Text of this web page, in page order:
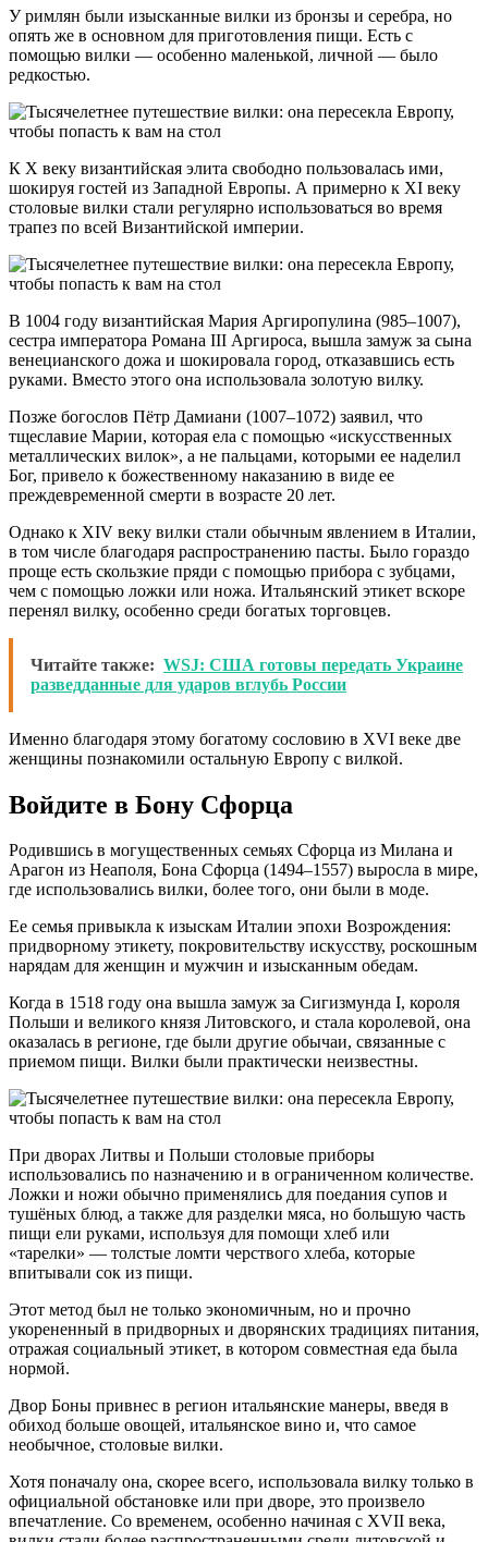
У римлян были изысканные вилки из бронзы и серебра, но
опять же в основном для приготовления пищи. Есть с
помощью вилки — особенно маленькой, личной — было
редкостью.
К X веку византийская элита свободно пользовалась ими,
шокируя гостей из Западной Европы. А примерно к XI веку
столовые вилки стали регулярно использоваться во время
трапез по всей Византийской империи.
В 1004 году византийская Мария Аргиропулина (985–1007),
сестра императора Романа III Аргироса, вышла замуж за сына
венецианского дожа и шокировала город, отказавшись есть
руками. Вместо этого она использовала золотую вилку.
Позже богослов Пётр Дамиани (1007–1072) заявил, что
тщеславие Марии, которая ела с помощью «искусственных
металлических вилок», а не пальцами, которыми ее наделил
Бог, привело к божественному наказанию в виде ее
преждевременной смерти в возрасте 20 лет.
Однако к XIV веку вилки стали обычным явлением в Италии,
в том числе благодаря распространению пасты. Было гораздо
проще есть скользкие пряди с помощью прибора с зубцами,
чем с помощью ложки или ножа. Итальянский этикет вскоре
перенял вилку, особенно среди богатых торговцев.
Читайте также: WSJ: США готовы передать Украине
разведданные для ударов вглубь России
Именно благодаря этому богатому сословию в XVI веке две
женщины познакомили остальную Европу с вилкой.
Войдите в Бону Сфорца
Родившись в могущественных семьях Сфорца из Милана и
Арагон из Неаполя, Бона Сфорца (1494–1557) выросла в мире,
где использовались вилки, более того, они были в моде.
Ее семья привыкла к изыскам Италии эпохи Возрождения:
придворному этикету, покровительству искусству, роскошным
нарядам для женщин и мужчин и изысканным обедам.
Когда в 1518 году она вышла замуж за Сигизмунда I, короля
Польши и великого князя Литовского, и стала королевой, она
оказалась в регионе, где были другие обычаи, связанные с
приемом пищи. Вилки были практически неизвестны.
При дворах Литвы и Польши столовые приборы
использовались по назначению и в ограниченном количестве.
Ложки и ножи обычно применялись для поедания супов и
тушёных блюд, а также для разделки мяса, но большую часть
пищи ели руками, используя для помощи хлеб или
«тарелки» — толстые ломти черствого хлеба, которые
впитывали сок из пищи.
Этот метод был не только экономичным, но и прочно
укорененный в придворных и дворянских традициях питания,
отражая социальный этикет, в котором совместная еда была
нормой.
Двор Боны привнес в регион итальянские манеры, введя в
обиход больше овощей, итальянское вино и, что самое
необычное, столовые вилки.
Хотя поначалу она, скорее всего, использовала вилку только в
официальной обстановке или при дворе, это произвело
впечатление. Со временем, особенно начиная с XVII века,